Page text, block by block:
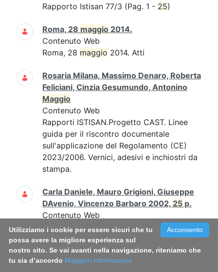
Rapporto Istisan 77/3 (Pag. 1 - 25)
Roma, 28 maggio 2014.
Contenuto Web
Roma, 28 maggio 2014. Atti
Rosaria Milana, Massimo Denaro, Roberta
Feliciani, Cinzia Gesumundo, Antonino
Maggio
Contenuto Web
Rapporti ISTISAN.Progetto CAST. Linee
guida per il riscontro documentale
sull'applicazione del Regolamento (CE)
2023/2006. Vernici, adesivi e inchiostri da
stampa.
Carla Daniele, Mauro Grigioni, Giuseppe
DAvenio, Vincenzo Barbaro 2002, 25 p.
Contenuto Web
Carla Daniele, Mauro Grigioni, Giuseppe
D'Avenio, Vincenzo Barbaro 2002,25
p....Carla Daniele, Mauro Grigioni,
Giuseppe D'Avenio, Vincenzo Barbaro
Acconsento
Utilizziamo i cookie per essere sicuri che tu
possa avere la migliore esperienza sul
nostro sito. Se vai avanti nella navigazione, riteniamo che
tu sia d’accordo Maggiori Informazioni